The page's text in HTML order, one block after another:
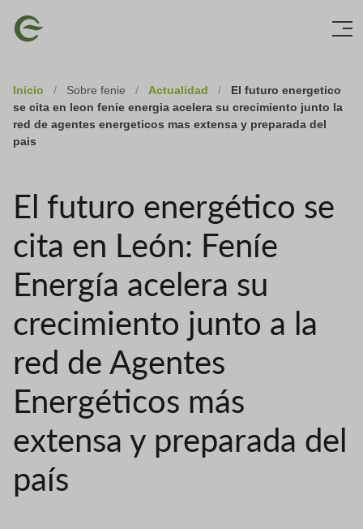
Imagen
Inicio / Sobre fenie / Actualidad /
El futuro energetico
se cita en leon fenie energia acelera su crecimiento junto la
red de agentes energeticos mas extensa y preparada del
pais
El futuro energético se
cita en León: Feníe
Energía acelera su
crecimiento junto a la
red de Agentes
Energéticos más
extensa y preparada del
país